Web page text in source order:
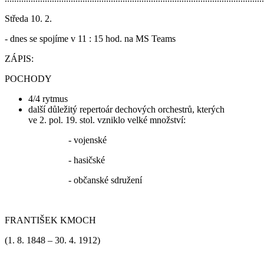
Středa 10. 2.
- dnes se spojíme v 11 : 15 hod. na MS Teams
ZÁPIS:
POCHODY
4/4 rytmus
další důležitý repertoár dechových orchestrů, kterých
ve 2. pol. 19. stol. vzniklo velké množství:
- vojenské
- hasičské
- občanské sdružení
FRANTIŠEK KMOCH
(1. 8. 1848 – 30. 4. 1912)